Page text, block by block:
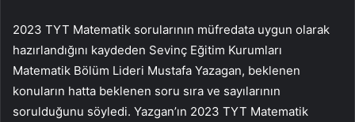
2023 TYT Matematik sorularının müfredata uygun olarak
hazırlandığını kaydeden Sevinç Eğitim Kurumları
Matematik Bölüm Lideri Mustafa Yazagan, beklenen
konuların hatta beklenen soru sıra ve sayılarının
sorulduğunu söyledi. Yazgan’ın 2023 TYT Matematik